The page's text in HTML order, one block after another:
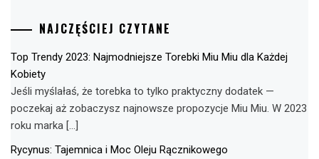
NAJCZĘŚCIEJ CZYTANE
Top Trendy 2023: Najmodniejsze Torebki Miu Miu dla Każdej
Kobiety
Jeśli myślałaś, że torebka to tylko praktyczny dodatek —
poczekaj aż zobaczysz najnowsze propozycje Miu Miu. W 2023
roku marka […]
Rycynus: Tajemnica i Moc Oleju Rącznikowego